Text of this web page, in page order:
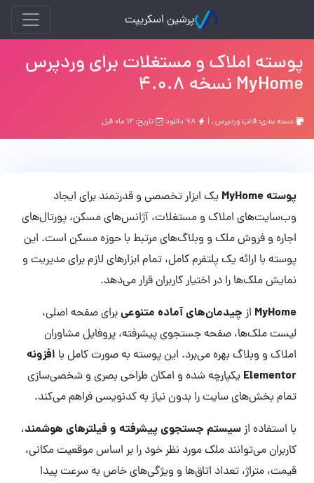
پرشین اسکریپت
پوسته املاک و مستغلات برای وردپرس
MyHome نسخه 4.0.8
دسته بندی: قالب وردپرس, | تاریخ: ۱۲ ماه قبل
پوسته MyHome
یک ابزار تخصصی و قدرتمند برای ایجاد
وب‌سایت‌های املاک و مستغلات، آژانس‌های مسکن، پورتال‌های
اجاره و فروش ملک و وبلاگ‌های مرتبط با حوزه مسکن است. این
پوسته با ارائه یک پلتفرم کامل، تمام ابزارهای لازم برای مدیریت و
نمایش ملک‌ها را در اختیار کاربران قرار می‌دهد.
MyHome از چیدمان‌های آماده متنوعیبرای صفحه اصلی،
لیست ملک‌ها، صفحه جستجوی پیشرفته، پروفایل مشاوران
املاک و وبلاگ بهره می‌برد. این پوسته به صورت کامل با افزونه
Elementor یکپارچه شده و امکان طراحی بصری و شخصی‌سازی
تمام بخش‌های سایت را بدون نیاز به کدنویسی فراهم می‌کند.
با استفاده ازسیستم جستجوی پیشرفته و فیلترهای هوشمند،
کاربران می‌توانند ملک مورد نظر خود را بر اساس موقعیت مکانی،
قیمت، متراژ، تعداد اتاق‌ها و ویژگی‌های خاص به سرعت پیدا